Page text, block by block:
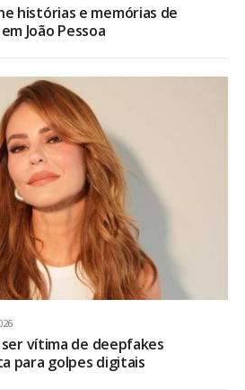
histórias e memórias de
João Pessoa
vítima de deepfakes
para golpes digitais